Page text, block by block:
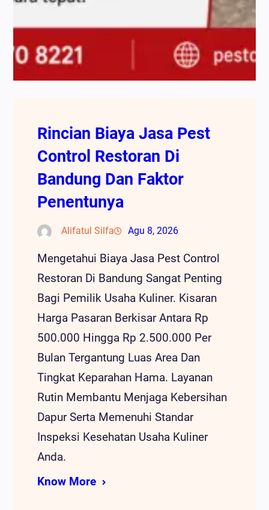
Rincian Biaya Jasa Pest
Control Restoran Di
Bandung Dan Faktor
Penentunya
Alifatul Silfa Agu 8, 2026
Mengetahui Biaya Jasa Pest Control
Restoran Di Bandung Sangat Penting
Bagi Pemilik Usaha Kuliner. Kisaran
Harga Pasaran Berkisar Antara Rp
500.000 Hingga Rp 2.500.000 Per
Bulan Tergantung Luas Area Dan
Tingkat Keparahan Hama. Layanan
Rutin Membantu Menjaga Kebersihan
Dapur Serta Memenuhi Standar
Inspeksi Kesehatan Usaha Kuliner
Anda.
Know More